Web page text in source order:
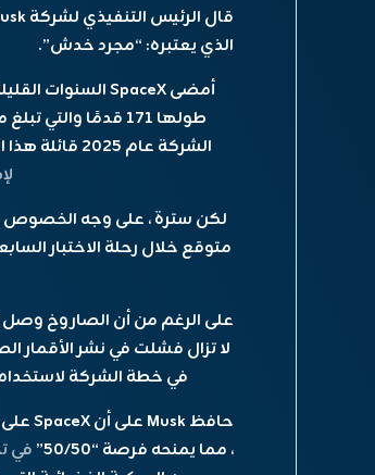
قال الرئيس التنفيذي لشركة SpaceX Elon Musk
الذي يعتبره: “مجرد خدش”.
الشركة عام 2025 قائلة هذا العام سيكون “تحويليًا” للبرنامج ، و FAA مؤخرًا
لكن سترة ، على وجه الخصوص
متوقع خلال رحلة الاختبار
على الرغم من أن الصاروخ وصل
لا تزال فشلت في نشر الأقمار
في خطة الشركة لاستخدام
، مما يمنحه فرصة “50/50”
في